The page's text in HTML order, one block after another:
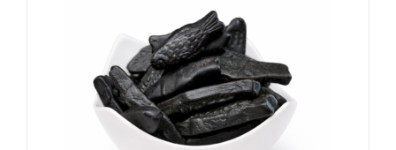
mehrere
Varianten
auf.
Die
Optionen